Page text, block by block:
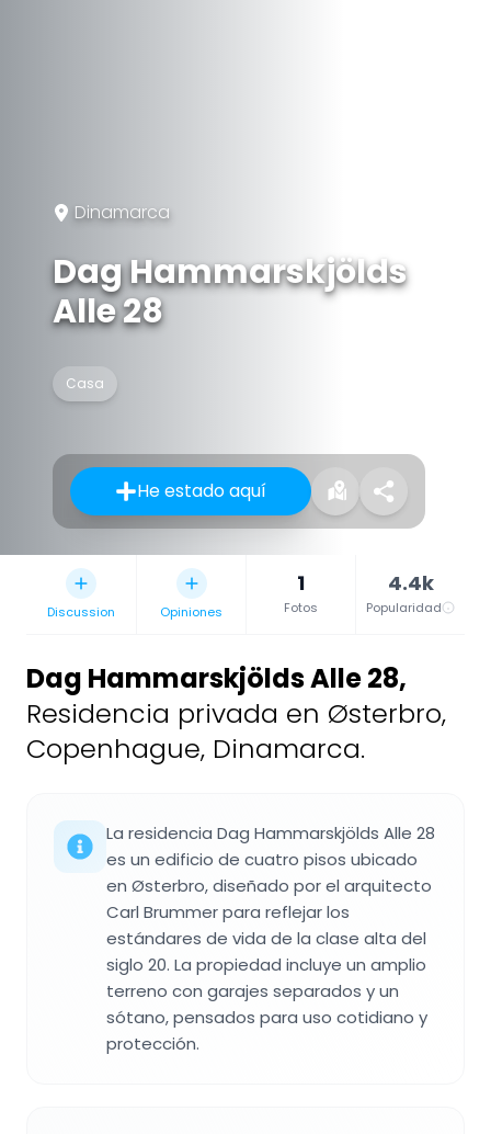
Dinamarca
Dag Hammarskjölds
Alle 28
Casa
He estado aquí
Discussion Opiniones
1
Fotos
4.4k
Popularidad
Dag Hammarskjölds Alle 28,
Residencia privada en Østerbro,
Copenhague, Dinamarca.
La residencia Dag Hammarskjölds Alle 28
es un edificio de cuatro pisos ubicado
en Østerbro, diseñado por el arquitecto
Carl Brummer para reflejar los
estándares de vida de la clase alta del
siglo 20. La propiedad incluye un amplio
terreno con garajes separados y un
sótano, pensados para uso cotidiano y
protección.